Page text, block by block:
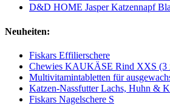
D&D HOME Jasper Katzennapf
Neuheiten:
Fiskars Effilierschere
Chewies KAUKÄSE Rind XXS (3
Multivitamintabletten für
Katzen-Nassfutter Lachs, Huhn &
Fiskars Nagelschere S